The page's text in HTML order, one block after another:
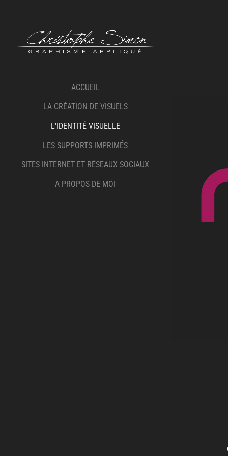
ACCUEIL
LA CRÉATION DE VISUELS
L'IDENTITÉ VISUELLE
LES SUPPORTS IMPRIMÉS
SITES INTERNET ET RÉSEAUX SOCIAUX
A PROPOS DE MOI